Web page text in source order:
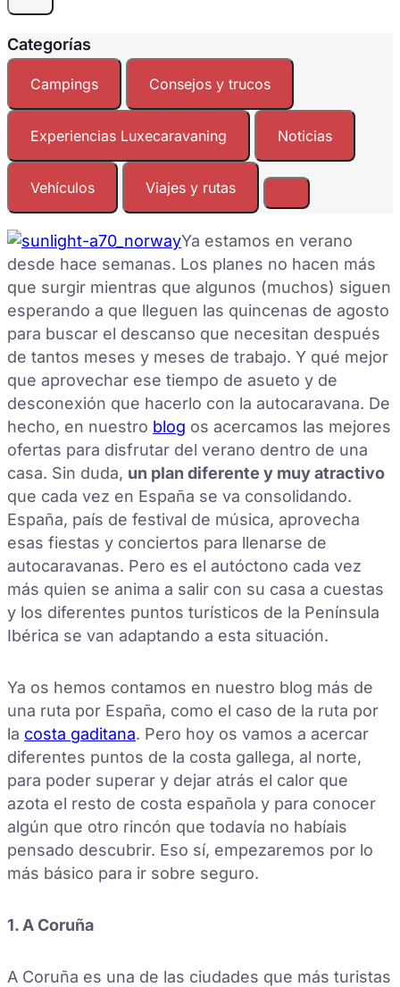
Categorías
Campings Consejos y trucos
Experiencias Luxecaravaning Noticias
Vehículos Viajes y rutas
Ya estamos en verano
desde hace semanas. Los planes no hacen más
que surgir mientras que algunos (muchos) siguen
esperando a que lleguen las quincenas de agosto
para buscar el descanso que necesitan después
de tantos meses y meses de trabajo. Y qué mejor
que aprovechar ese tiempo de asueto y de
desconexión que hacerlo con la autocaravana. De
hecho, en nuestro blog os acercamos las mejores
ofertas para disfrutar del verano dentro de una
casa. Sin duda, un plan diferente y muy atractivo
que cada vez en España se va consolidando.
España, país de festival de música, aprovecha
esas fiestas y conciertos para llenarse de
autocaravanas. Pero es el autóctono cada vez
más quien se anima a salir con su casa a cuestas
y los diferentes puntos turísticos de la Península
Ibérica se van adaptando a esta situación.
Ya os hemos contamos en nuestro blog más de
una ruta por España, como el caso de la ruta por
la costa gaditana. Pero hoy os vamos a acercar
diferentes puntos de la costa gallega, al norte,
para poder superar y dejar atrás el calor que
azota el resto de costa española y para conocer
algún que otro rincón que todavía no habíais
pensado descubrir. Eso sí, empezaremos por lo
más básico para ir sobre seguro.
1. A Coruña
A Coruña es una de las ciudades que más turistas